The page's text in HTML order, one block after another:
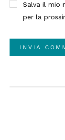
Salva il mio
per la